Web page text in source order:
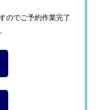
のでご予約作業完了